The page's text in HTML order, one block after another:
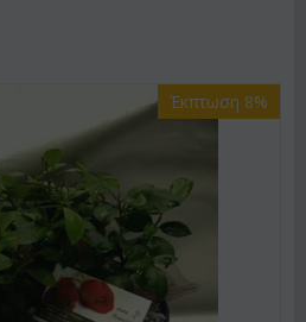
Έκπτωση 8%